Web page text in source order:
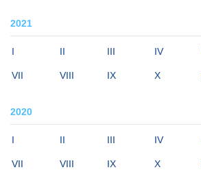
2021
I II III IV
VII VIII IX X
2020
I II III IV
VII VIII IX X